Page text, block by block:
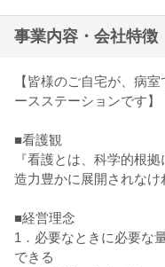
事業内容・会社特徴
【皆様のご自宅が、病
ースステーションです】
■看護観
『看護とは、科学的根
造力豊かに展開されなけ
■経営理念
1．必要なときに必要な
できる